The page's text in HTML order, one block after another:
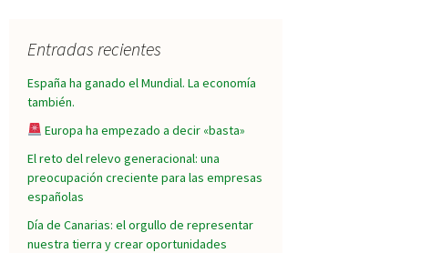
Entradas recientes
España ha ganado el Mundial. La economía
también.
Europa ha empezado a decir «basta»
El reto del relevo generacional: una
preocupación creciente para las empresas
españolas
Día de Canarias: el orgullo de representar
nuestra tierra y crear oportunidades